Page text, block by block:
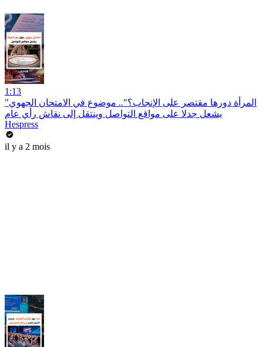
1:13
"المرأة دورها مقتصر على الإنجاب؟".. موضوع في الامتحان الجهوي
يشعل جدلا على مواقع التواصل وينتقل إلى نقاش رأي عام
Hespress
il y a 2 mois